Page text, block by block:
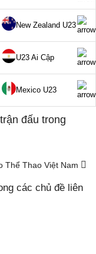
đấu trong
Thể Thao Việt Nam
các chủ đề liên